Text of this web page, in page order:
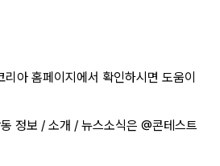
아 홈페이지에서 확인하시면 도움이
정보 / 소개 / 뉴스소식은 @콘테스트